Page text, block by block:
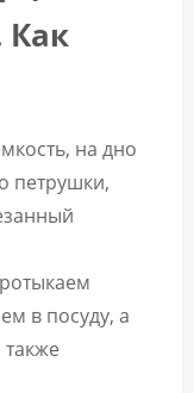
Как
на дно
петрушки,
в посуду, а